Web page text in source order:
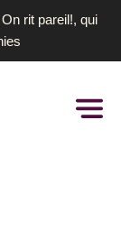
rit pareil!, qui